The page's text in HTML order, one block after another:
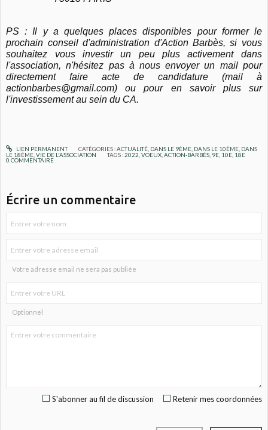
PS : Il y a quelques places disponibles pour former le
prochain conseil d'administration d'Action Barbès, si vous
souhaitez vous investir un peu plus activement dans
l'association, n'hésitez pas à nous envoyer un mail pour
directement faire acte de candidature (mail à
actionbarbes@gmail.com) ou pour en savoir plus sur
l'investissement au sein du CA.
LIEN PERMANENT CATÉGORIES :ACTUALITÉ, DANS LE 9ÈME, DANS LE 10ÈME, DANS
LE 18ÈME ,VIE DE L'ASSOCIATION TAGS :2022 ,VOEUX ,ACTION-BARBÈS 9E 10E 18E
0 COMMENTAIRE
Écrire un commentaire
Votre adresse email ne sera pas publiée
Optionnel
Retenir mes coordonnées
S'abonner au fil de discussion